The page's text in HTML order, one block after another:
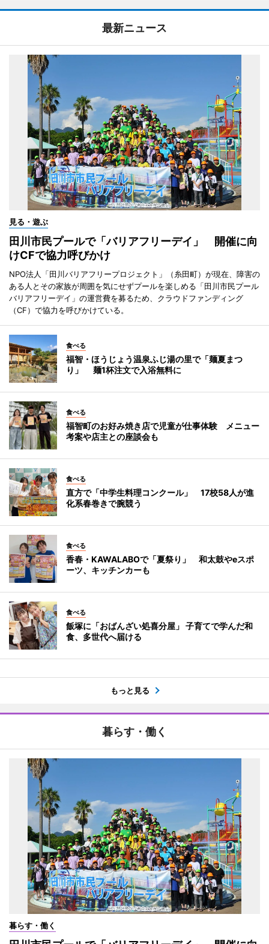
最新ニュース
見る・遊ぶ
田川市民プールで「バリアフリーデイ」 開催に向
けCFで協力呼びかけ
NPO法人「田川バリアフリープロジェクト」（糸田町）が現在、障害の
ある人とその家族が周囲を気にせずプールを楽しめる「田川市民プール
バリアフリーデイ」の運営費を募るため、クラウドファンディング
（CF）で協力を呼びかけている。
食べる
福智・ほうじょう温泉ふじ湯の里で「麺夏まつ
り」 麺1杯注文で入浴無料に
食べる
福智町のお好み焼き店で児童が仕事体験 メニュー
考案や店主との座談会も
食べる
直方で「中学生料理コンクール」 17校58人が進
化系春巻きで腕競う
食べる
香春・KAWALABOで「夏祭り」 和太鼓やeスポ
ーツ、キッチンカーも
食べる
飯塚に「おばんざい処喜分屋」 子育てで学んだ和
食、多世代へ届ける
もっと見る
暮らす・働く
暮らす・働く